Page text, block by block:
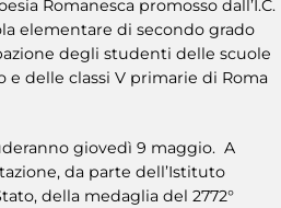
Romanesca promosso dall’I.C.
elementare di secondo grado
degli studenti delle scuole
delle classi V primarie di Roma
giovedì 9 maggio. A
da parte dell’Istituto
della medaglia del 2772°